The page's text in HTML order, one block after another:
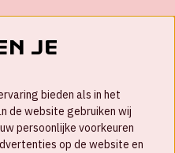
bij
je
bieden als in het
de website gebruiken wij
persoonlijke voorkeuren
op de website en